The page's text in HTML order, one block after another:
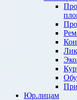
Юр.лицам